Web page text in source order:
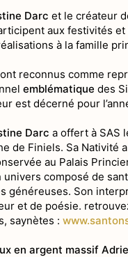
Darc et le créateur
aux festivités
à la famille
reconnus comme
emblématique des
est décerné pour
Darc a offert à SAS
de Finiels. Sa Nativité
au Palais
composé de
généreuses. Son
et de poésie.
saynètes :
en argent massif